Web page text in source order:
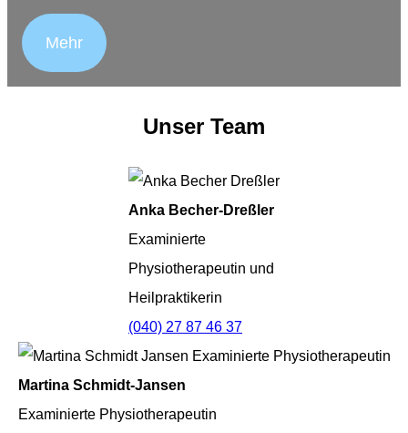
Mehr
Unser Team
Anka Becher-Dreßler
Examinierte
Physiotherapeutin und
Heilpraktikerin
(040) 27 87 46 37
Martina Schmidt-Jansen
Examinierte Physiotherapeutin